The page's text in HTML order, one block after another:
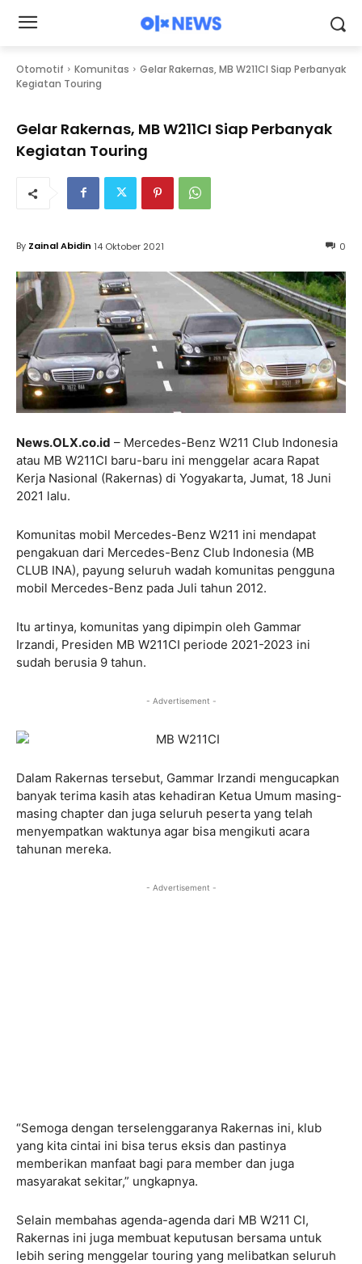
Otomotif Komunitas
Gelar Rakernas, MB W211CI Siap Perbanyak
Kegiatan Touring
Gelar Rakernas, MB W211CI Siap Perbanyak
Kegiatan Touring
0
By Zainal Abidin 14 Oktober 2021
News.OLX.co.id – Mercedes-Benz W211 Club Indonesia
atau MB W211CI baru-baru ini menggelar acara Rapat
Kerja Nasional (Rakernas) di Yogyakarta, Jumat, 18 Juni
2021 lalu.
Komunitas mobil Mercedes-Benz W211 ini mendapat
pengakuan dari Mercedes-Benz Club Indonesia (MB
CLUB INA), payung seluruh wadah komunitas pengguna
mobil Mercedes-Benz pada Juli tahun 2012.
Itu artinya, komunitas yang dipimpin oleh Gammar
Irzandi, Presiden MB W211CI periode 2021-2023 ini
sudah berusia 9 tahun.
- Advertisement -
Dalam Rakernas tersebut, Gammar Irzandi mengucapkan
banyak terima kasih atas kehadiran Ketua Umum masing-
masing chapter dan juga seluruh peserta yang telah
menyempatkan waktunya agar bisa mengikuti acara
tahunan mereka.
- Advertisement -
“Semoga dengan terselenggaranya Rakernas ini, klub
yang kita cintai ini bisa terus eksis dan pastinya
memberikan manfaat bagi para member dan juga
masyarakat sekitar,” ungkapnya.
Selain membahas agenda-agenda dari MB W211 CI,
Rakernas ini juga membuat keputusan bersama untuk
lebih sering menggelar touring yang melibatkan seluruh